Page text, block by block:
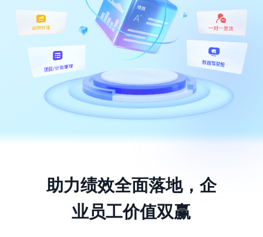
助力绩效全面落地，企
业员工价值双赢